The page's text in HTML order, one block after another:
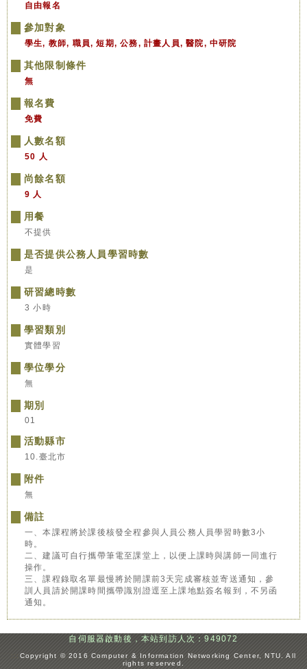
自由報名
參加對象
學生, 教師, 職員, 短期, 公務, 計畫人員, 醫院, 中研院
其他限制條件
無
報名費
免費
人數名額
50 人
尚餘名額
9 人
用餐
不提供
是否提供公務人員學習時數
是
研習總時數
3 小時
學習類別
實體學習
學位學分
無
期別
01
活動縣市
10.臺北市
附件
無
備註
一、本課程將於課後核發全程參與人員公務人員學習時數3小
時。
二、建議可自行攜帶筆電至課堂上，以便上課時與講師一同進行
操作。
三、課程錄取名單最慢將於開課前3天完成審核並寄送通知，參
訓人員請於開課時間攜帶識別證逕至上課地點簽名報到，不另函
通知。
自伺服器啟動後，本站到訪人次：949072
::: Copyright © 2016 Computer & Information Networking Center, NTU. All
rights reserved.